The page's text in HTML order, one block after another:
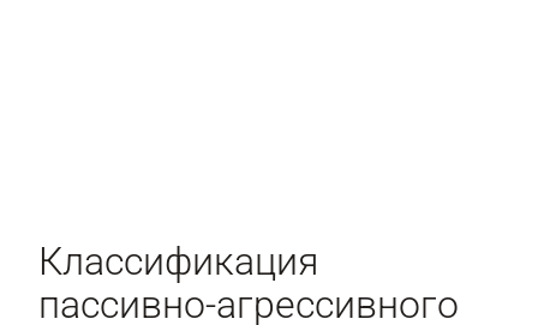
Классификация
пассивно-агрессивного